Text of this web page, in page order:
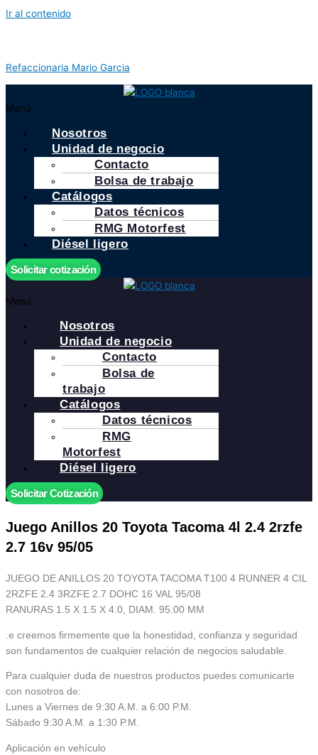
Ir al contenido
Refaccionaria Mario Garcia
Menú
Nosotros
Unidad de negocio
Contacto
Bolsa de trabajo
Catálogos
Datos técnicos
RMG Motorfest
Diésel ligero
Solicitar cotización
Menú
Nosotros
Unidad de negocio
Contacto
Bolsa de
trabajo
Catálogos
Datos técnicos
RMG
Motorfest
Diésel ligero
Solicitar Cotización
Juego Anillos 20 Toyota Tacoma 4l 2.4 2rzfe
2.7 16v 95/05
JUEGO DE ANILLOS 20 TOYOTA TACOMA T100 4 RUNNER 4 CIL
2RZFE 2.4 3RZFE 2.7 DOHC 16 VAL 95/08
RANURAS 1.5 X 1.5 X 4.0, DIAM. 95.00 MM
.e creemos firmemente que la honestidad, confianza y seguridad
son fundamentos de cualquier relación de negocios saludable.
Para cualquier duda de nuestros productos puedes comunicarte
con nosotros de:
Lunes a Viernes de 9:30 A.M. a 6:00 P.M.
Sábado 9:30 A.M. a 1:30 P.M.
Aplicación en vehículo